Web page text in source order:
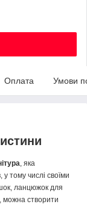
Оплата Умови
, яка
тому числі своїми
ланцюжок для
можна створити